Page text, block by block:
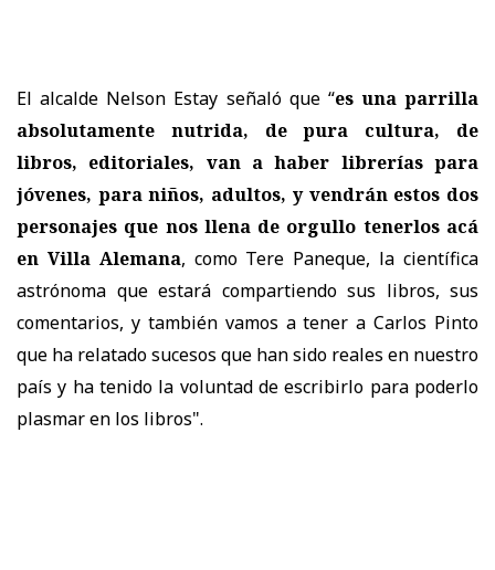
El alcalde Nelson Estay señaló que “es una parrilla
absolutamente nutrida, de pura cultura, de
libros, editoriales, van a haber librerías para
jóvenes, para niños, adultos, y vendrán estos dos
personajes que nos llena de orgullo tenerlos acá
en Villa Alemana, como Tere Paneque, la científica
astrónoma que estará compartiendo sus libros, sus
comentarios, y también vamos a tener a Carlos Pinto
que ha relatado sucesos que han sido reales en nuestro
país y ha tenido la voluntad de escribirlo para poderlo
plasmar en los libros".